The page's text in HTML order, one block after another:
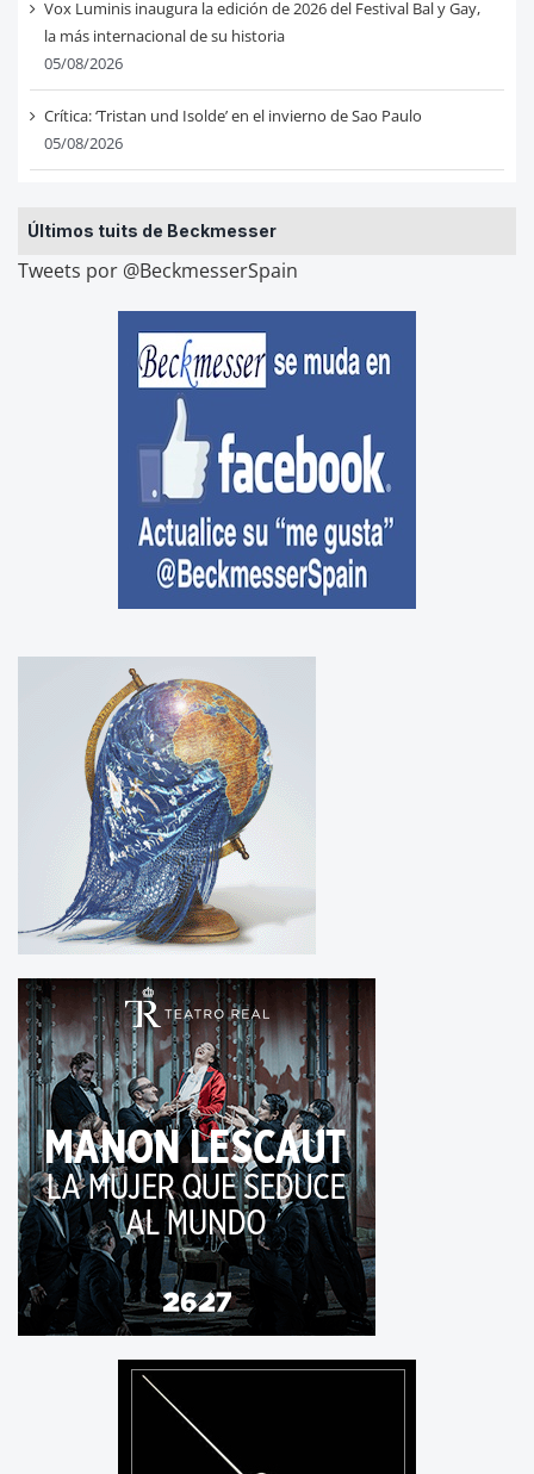
Vox Luminis inaugura la edición de 2026 del Festival Bal y Gay,
la más internacional de su historia
05/08/2026
Crítica: ‘Tristan und Isolde’ en el invierno de Sao Paulo
05/08/2026
Últimos tuits de Beckmesser
Tweets por @BeckmesserSpain